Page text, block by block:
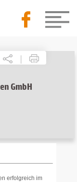
|
GmbH
erfolgreich im